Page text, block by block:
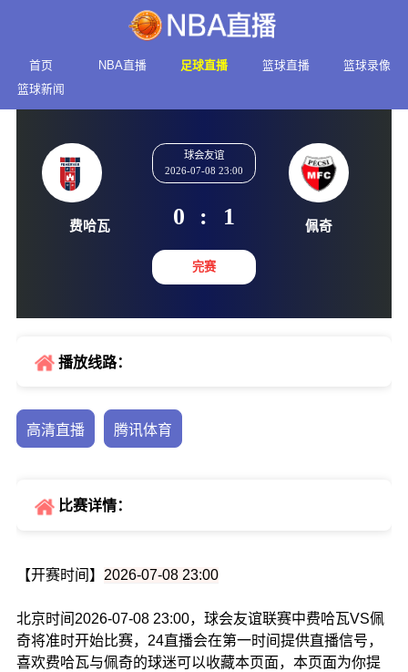
首页 NBA直播 足球直播 篮球直播
篮球录像
篮球新闻
2026-07-08 23:00
0 :
播放线路：
高清直播 腾讯体育
比赛详情：
【开赛时间】 2026-07-08 23:00
北京时间2026-07-08 23:00，球会友谊联赛中费哈瓦VS佩
奇将准时开始比赛，24直播会在第一时间提供直播信号，
喜欢费哈瓦与佩奇的球迷可以收藏本页面，本页面为你提